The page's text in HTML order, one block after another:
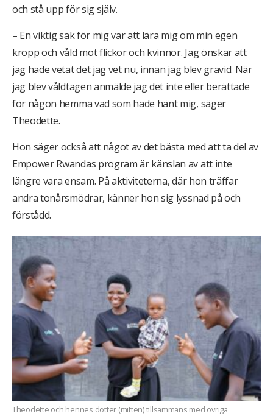
och stå upp för sig själv.
– En viktig sak för mig var att lära mig om min egen
kropp och våld mot flickor och kvinnor. Jag önskar att
jag hade vetat det jag vet nu, innan jag blev gravid. När
jag blev våldtagen anmälde jag det inte eller berättade
för någon hemma vad som hade hänt mig, säger
Theodette.
Hon säger också att något av det bästa med att ta del av
Empower Rwandas program är känslan av att inte
längre vara ensam. På aktiviteterna, där hon träffar
andra tonårsmödrar, känner hon sig lyssnad på och
förstådd.
Theodette och hennes dotter (mitten) tillsammans med övriga